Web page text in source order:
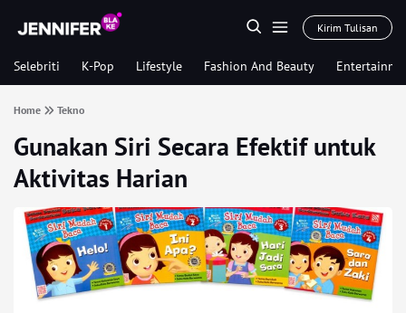
Kirim Tulisan
Selebriti K-Pop Lifestyle Fashion And Beauty
Home Tekno
Gunakan Siri Secara Efektif untuk
Aktivitas Harian